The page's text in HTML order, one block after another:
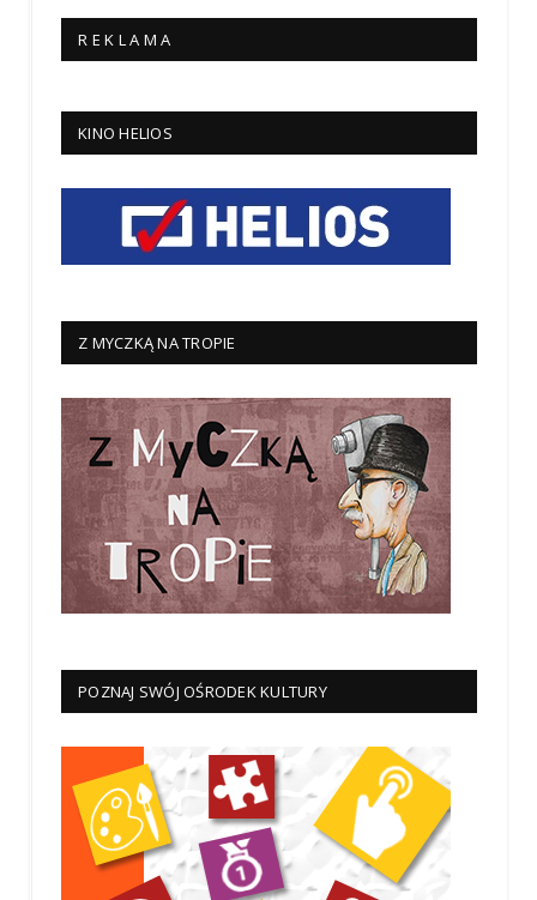
R E K L A M A
KINO HELIOS
Z MYCZKĄ NA TROPIE
POZNAJ SWÓJ OŚRODEK KULTURY